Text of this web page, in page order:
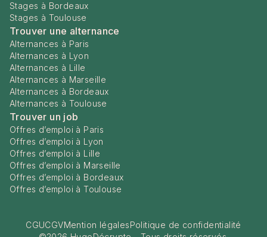
Stages à Bordeaux
Stages à Toulouse
Trouver une alternance
Alternances à Paris
Alternances à Lyon
Alternances à Lille
Alternances à Marseille
Alternances à Bordeaux
Alternances à Toulouse
Trouver un job
Offres d’emploi à Paris
Offres d’emploi à Lyon
Offres d’emploi à Lille
Offres d’emploi à Marseille
Offres d’emploi à Bordeaux
Offres d’emploi à Toulouse
CGUCGVMention légalesPolitique de confidentialité